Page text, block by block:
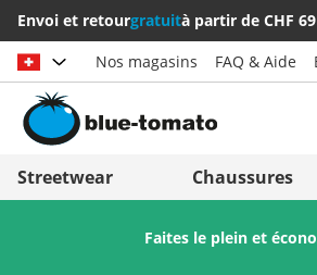
Envoi et retourgratuità partir de CHF 69
Choisir le pays
Österreich
Schweiz (Deutsch)
Nos magasins FAQ & Aide
Streetwear Chaussures
Faites le plein et